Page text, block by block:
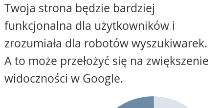
Twoja strona będzie bardziej
funkcjonalna dla użytkowników i
zrozumiała dla robotów wyszukiwarek.
A to może przełożyć się na zwiększenie
widoczności w Google.